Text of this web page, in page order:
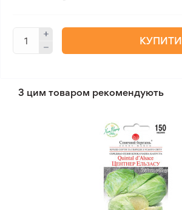
КУПИТИ
З цим товаром рекомендують